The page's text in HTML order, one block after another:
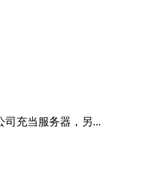
司充当服务器，另...